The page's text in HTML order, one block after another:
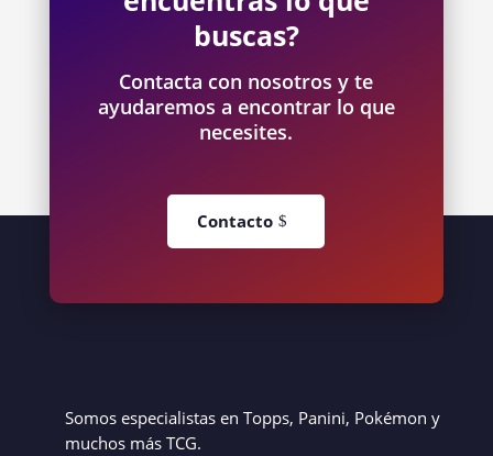
buscas?
Contacta con nosotros y te
ayudaremos a encontrar lo que
necesites.
Contacto
Somos especialistas en Topps, Panini, Pokémon y
muchos más TCG.